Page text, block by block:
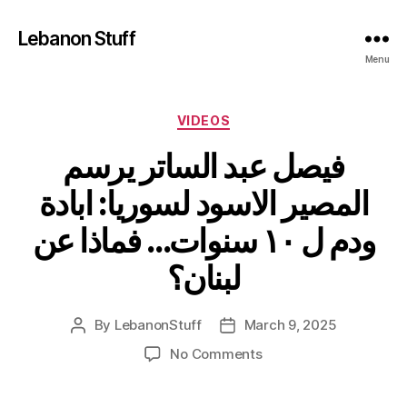
Lebanon Stuff
Menu
Categories
VIDEOS
فيصل عبد الساتر يرسم
المصير الاسود لسوريا: ابادة
ودم ل ١٠ سنوات… فماذا عن
لبنان؟
Post
By LebanonStuff
PostMarch 9, 2025
No Commentson